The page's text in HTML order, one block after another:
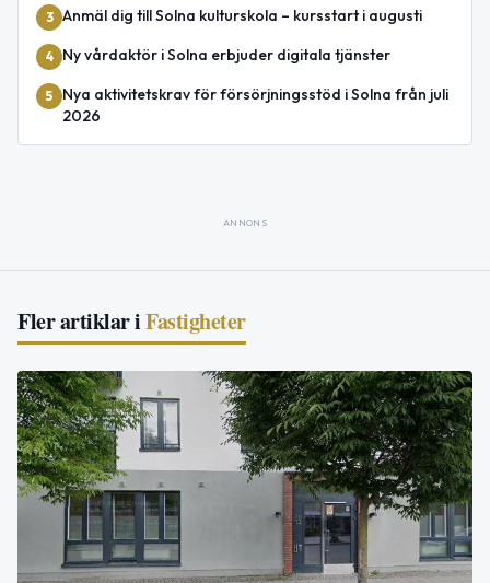
3 Anmäl dig till Solna kulturskola – kursstart i augusti
4 Ny vårdaktör i Solna erbjuder digitala tjänster
5
Nya aktivitetskrav för försörjningsstöd i Solna från juli
2026
ANNONS
Fler artiklar iFastigheter